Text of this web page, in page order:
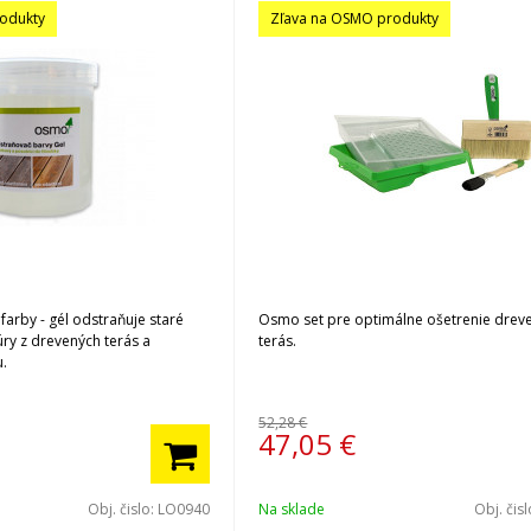
- gél odstraňuje staré
z drevených terás a
Obj. čislo: LO0940
Zľava na OSMO produkty
Osmo set pre optimálne ošetrenie
terás.
52,28 €
47,05 €
Na sklade Obj.